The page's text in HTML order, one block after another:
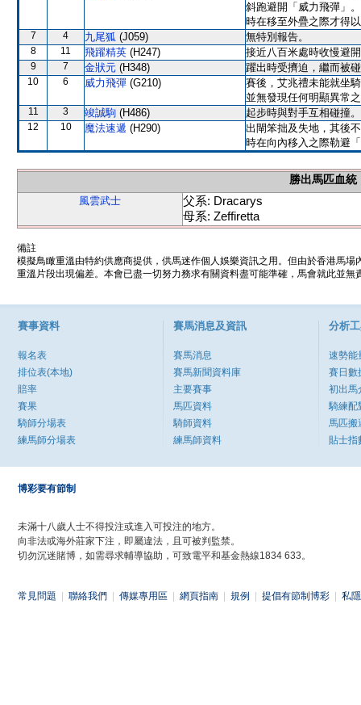
斜跑避開「威力飛彈」
時在移至外疊之際才得
7 4 九尾狐 (J059) 無特別報告。
8 11 飛躍精英 (H247) 接近八百米處時收慢避
9 7 金狀元 (H348) 躍出時受擠迫，繼而被
10 6 威力飛彈 (G210)
賽後，艾兆禮未能就坐
並無發現任何明顯異常
11 3 竣誠駒 (H486) 起步時與對手互相碰撞。
12 10 魔法速遞 (H290)
出閘笨拙及失地，其後
時在向內移入之際勒避
勝出馬匹血統
風雲武士
父系: Dracarys
母系: Zeffiretta
備註
模擬鳥瞰重溫由特約供應商提供，供馬迷作個人娛樂資訊之用。但由於香港馬
重溫片段出現偏差。本會已盡一切努力務求有關資料盡可能準確，馬會就此並
賽事資料
報名表
排位表(本地)
賠率
賽果
騎師分場表
練馬師分場表
賽馬消息及資訊
賽馬消息
賽馬新聞資料庫
主要賽事
馬匹資料
騎師資料
練馬師資料
分析
速勢能
賽日數
初出馬
騎練配
馬匹搬
貼士指
博彩要有節制
未滿十八歲人士不得投注或進入可投注的地方。
向非法或海外莊家下注，即屬違法，且可被判監禁。
切勿沉迷賭博，如需尋求輔導協助，可致電平和基金熱線1834 633。
常見問題 聯絡我們 傳媒專用區 網頁指南 規例 提倡有節制博彩 私